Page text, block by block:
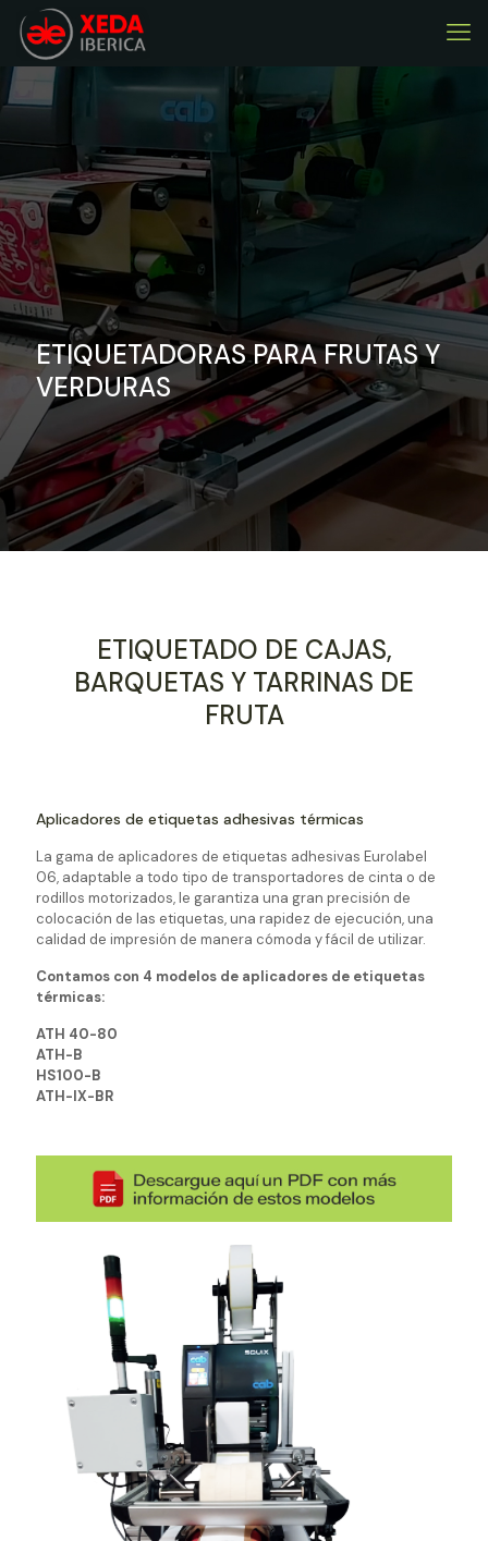
ETIQUETADORAS PARA FRUTAS Y
VERDURAS
ETIQUETADO DE CAJAS,
BARQUETAS Y TARRINAS DE
FRUTA
Aplicadores de etiquetas adhesivas térmicas
La gama de aplicadores de etiquetas adhesivas Eurolabel
06, adaptable a todo tipo de transportadores de cinta o de
rodillos motorizados, le garantiza una gran precisión de
colocación de las etiquetas, una rapidez de ejecución, una
calidad de impresión de manera cómoda y fácil de utilizar.
Contamos con 4 modelos de aplicadores de etiquetas
térmicas:
ATH 40-80
ATH-B
HS100-B
ATH-IX-BR